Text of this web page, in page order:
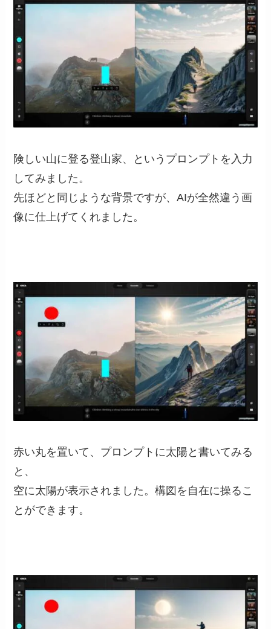
険しい山に登る登山家、というプロンプトを入力
してみました。
先ほどと同じような背景ですが、AIが全然違う画
像に仕上げてくれました。
赤い丸を置いて、プロンプトに太陽と書いてみる
と、
空に太陽が表示されました。構図を自在に操るこ
とができます。